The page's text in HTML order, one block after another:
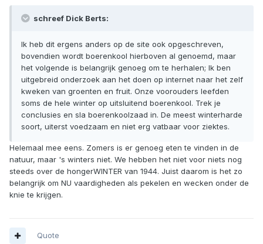
schreef Dick Berts:
Ik heb dit ergens anders op de site ook opgeschreven,
bovendien wordt boerenkool hierboven al genoemd, maar
het volgende is belangrijk genoeg om te herhalen; Ik ben
uitgebreid onderzoek aan het doen op internet naar het zelf
kweken van groenten en fruit. Onze voorouders leefden
soms de hele winter op uitsluitend boerenkool. Trek je
conclusies en sla boerenkoolzaad in. De meest winterharde
soort, uiterst voedzaam en niet erg vatbaar voor ziektes.
Helemaal mee eens. Zomers is er genoeg eten te vinden in de
natuur, maar 's winters niet. We hebben het niet voor niets nog
steeds over de hongerWINTER van 1944. Juist daarom is het zo
belangrijk om NU vaardigheden als pekelen en wecken onder de
knie te krijgen.
Quote